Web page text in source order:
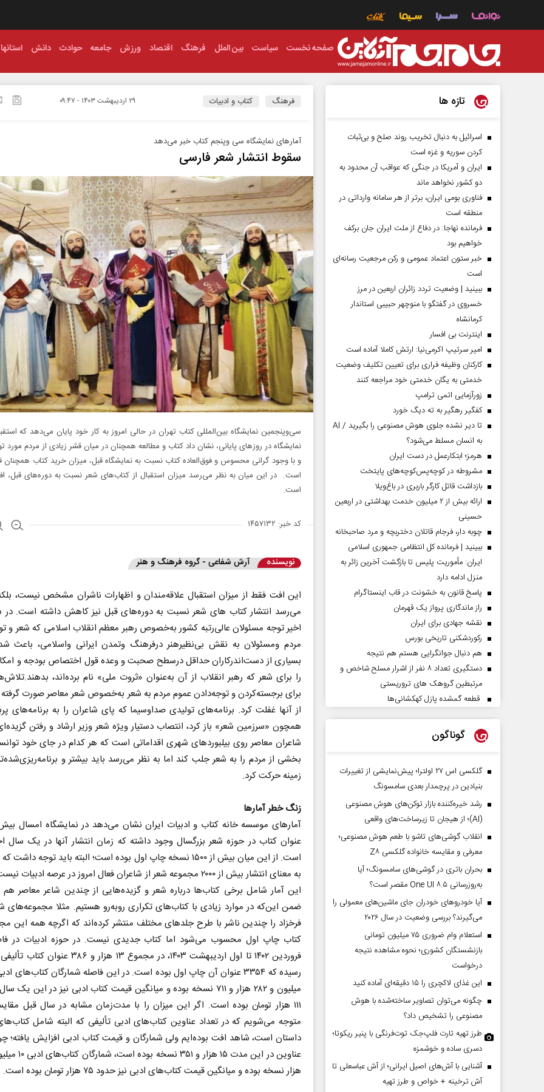
صفحه نخست سیاست بین الملل فرهنگ اقتصاد ورزش جامعه حوادث دانش استانها
فرهنگ کتاب و ادبیات ۲۹ ارديبهشت ۱۴۰۳ - ۰۹:۴۷
آمارهای نمایشگاه سی‌ وپنجم کتاب خبر می‌دهد
سقوط انتشار شعر فارسی
سی‌وپنجمین نمایشگاه بین‌المللی کتاب تهران در حالی امروز به کار خود پایان می‌دهد که
نمایشگاه در روزهای پایانی، نشان داد کتاب و مطالعه همچنان در میان قشر زیادی از مردم
و با وجود گرانی محسوس و فوق‌العاده کتاب نسبت به نمایشگاه قبل، میزان خرید کتاب همچنان
است. در این میان به نظر می‌رسد میزان استقبال از کتاب‌های شعر نسبت به دوره‌های قبل،
است.
کد خبر: ۱۴۵۷۱۳۲
نویسنده آرش شفاعی - گروه فرهنگ و هنر
این افت فقط از میزان استقبال علاقه‌مندان و اظهارات ناشران مشخص نیست،
می‌رسد انتشار کتاب‌ های شعر نسبت به دوره‌های قبل نیز کاهش داشته است.
اخیر توجه مسئولان عالی‌رتبه کشور به‌خصوص رهبر معظم انقلاب اسلامی که شعر و
مردم ومسئولان به نقش بی‌نظیرهنر درفرهنگ وتمدن ایرانی واسلامی، باعث
بسیاری از دست‌اندرکاران حداقل درسطح صحبت و وعده قول اختصاص بودجه و
را برای شعر که رهبر انقلاب از آن به‌عنوان «ثروت ملی» نام برده‌اند،
برای برجسته‌کردن و توجه‌دادن عموم مردم به شعر به‌خصوص شعر معاصر صورت گرفته
از آنها غفلت کرد. برنامه‌های تولیدی صداوسیما که پای شاعران را به برنامه‌های
همچون «سرزمین شعر» باز کرد، انتصاب دستیار ویژه شعر وزیر ارشاد و رفتن
شاعران معاصر روی بیلبوردهای شهری اقداماتی است که هر کدام در جای خود
بخشی از مردم را به شعر جلب کند اما به نظر می‌رسد باید بیشتر و
زمینه حرکت کرد.
زنگ خطر آمارها
عنوان کتاب در حوزه شعر بزرگسال وجود داشته که زمان انتشار آنها در یک سال
است. از این میان بیش از ۱۵۰۰ نسخه چاپ اول بوده است؛ البته باید توجه
به معنای انتشار بیش از ۲۰۰۰ مجموعه شعر از شاعران فعال امروز در عرصه
این آمار شامل برخی کتاب‌ها درباره شعر و گزیده‌هایی از چندین شاعر معاصر
ضمن این‌که در موارد زیادی با کتاب‌های تکراری رو‌به‌رو هستیم. مثلا مجموعه‌های
فرخزاد را چندین ناشر با طرح جلدهای مختلف منتشر کرده‌اند که اگرچه همه این
کتاب چاپ اول محسوب می‌شود اما کتاب جدیدی نیست. در حوزه ادبیات در
فروردین ۱۴۰۲ تا اول اردیبهشت ۱۴۰۳، در مجموع ۱۳ هزار و
رسیده که ۳۳۵۴ عنوان آن چاپ اول بوده است. در این فاصله شمارگان
میلیون و ۲۸۲ هزار و ۷۱۱ نسخه بوده و میانگین قیمت کتاب ادبی نیز در این
۱۱۱ هزار تومان بوده است. اگر این میزان را با مدت‌زمان مشابه در سال قبل
متوجه می‌شویم که در تعداد عناوین کتاب‌های ادبی تألیفی که البته شامل
داستان است، شاهد افت بوده‌ایم ولی شمارگان و قیمت کتاب ادبی افزایش یافته؛
هزار نسخه بوده و میانگین قیمت کتاب‌های ادبی نیز حدود ۷۵ هزار تومان بوده است.
تازه ها
اسرائیل به دنبال تخریب روند صلح و بی‌ثبات
کردن سوریه و غزه است
ایران و آمریکا در جنگی که عواقب آن محدود به
دو کشور نخواهد ماند
فناوری بومی ایران، برتر از هر سامانه وارداتی در
منطقه است
فرمانده نهاجا: در دفاع از ملت ایران جان برکف
خواهیم بود
خبر ستون اعتماد عمومی و رکن مرجعیت رسانه‌ای
است
ببینید | وضعیت تردد زائران اربعین در مرز
خسروی در گفتگو با منوچهر حبیبی استاندار
کرمانشاه
اینترنت بی افسار
امیر سرتیپ اکرمی‌نیا: ارتش کاملا آماده است
کارکنان وظیفه فراری برای تعیین تکلیف وضعیت
خدمتی به یگان خدمتی خود مراجعه کنند
زورآزمایی اتمی ترامپ
کفگیر رهگیر به ته دیگ خورد
تا دیر نشده جلوی هوش مصنوعی را بگیرید / AI
به انسان مسلط می‌شود؟
هرمز؛ ابتکارعمل در دست ایران
مشروطه در کوچه‌پس‌کوچه‌های پایتخت
بازداشت قاتل کارگر باربری در باغ‌ویلا
ارائه بیش از ۲ میلیون خدمت بهداشتی در اربعین
حسینی
چوبه دار، فرجام قاتلان دختربچه و مرد صاحبخانه
ببینید | فرمانده کل انتظامی جمهوری اسلامی
ایران­: مأموریت پلیس تا بازگشت آخرین زائر به
منزل ادامه دارد
پاسخ قانون به خشونت در قاب اینستاگرام
راز ماندگاری پرواز یک قهرمان
نقشه جهادی برای ایران
رکوردشکنی تاریخی بورس
هم دنبال جوانگرایی هستم هم نتیجه
دستگیری تعداد ۸ نفر از اشرار مسلح شاخص و
مرتبطین گروهک های تروریستی
قطعه گمشده پازل کهکشانی‌ها
گوناگون
گلکسی اس ۲۷ اولترا؛ پیش‌نمایشی از تغییرات
بنیادین در پرچمدار بعدی سامسونگ
رشد خیره‌کننده بازار توکن‌های هوش مصنوعی
(AI)؛ از هیجان تا زیرساخت‌های واقعی
انقلاب گوشی‌های تاشو‌ با طعم هوش مصنوعی؛
معرفی و مقایسه خانواده گلکسی Z۸
بحران باتری در گوشی‌های سامسونگ؛ آیا
به‌روزرسانی One UI ۸.۵ مقصر است؟
آیا خودروهای خودران جای ماشین‌های معمولی را
می‌گیرند؟ بررسی وضعیت در سال ۲۰۲۶
استعلام وام ضروری ۷۵ میلیون تومانی
بازنشستگان کشوری؛ نحوه مشاهده نتیجه
درخواست
این غذای لاکچری را ۱۵ دقیقه‌ای آماده کنید
چگونه می‌توان تصاویر ساخته‌شده با هوش
مصنوعی را تشخیص داد؟
طرز تهیه تارت فلپ‌جک توت‌فرنگی با پنیر ریکوتا؛
دسری ساده و خوشمزه
آشنایی با آش‌های اصیل ایرانی؛ از آش عباسعلی تا
آش ترخینه + خواص و طرز تهیه